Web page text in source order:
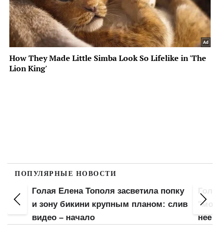
ПОПУЛЯРНЫЕ НОВОСТИ
Тополя засветила попку
бикини крупным планом: слив
начало
Голая Анна
"мохнатку":